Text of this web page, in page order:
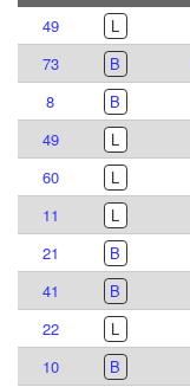
49
L
73
B
8
B
49
L
60
L
11
L
21
B
41
B
22
L
10
B